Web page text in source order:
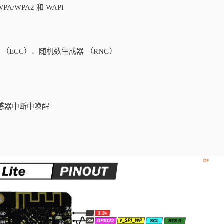
WPA2 和 WAPI
ECC）、随机数生成器 （RNG）
器中断中唤醒